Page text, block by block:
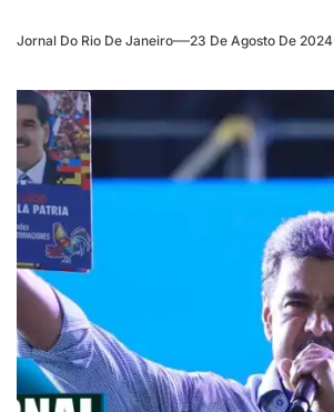
Jornal Do Rio De Janeiro 23 De Agosto De 2024